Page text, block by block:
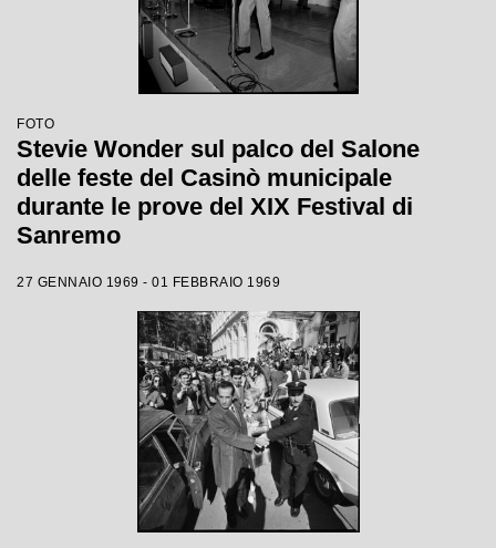
FOTO
Stevie Wonder sul palco del Salone
delle feste del Casinò municipale
durante le prove del XIX Festival di
Sanremo
27 GENNAIO 1969 - 01 FEBBRAIO 1969